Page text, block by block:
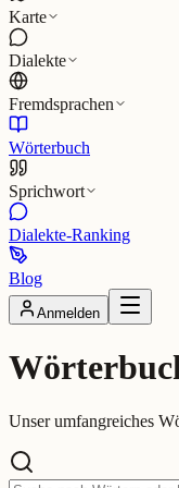
Karte
Dialekte
Fremdsprachen
Wörterbuch
Sprichwort
Dialekte-Ranking
Blog
Anmelden
Unser umfangreiches